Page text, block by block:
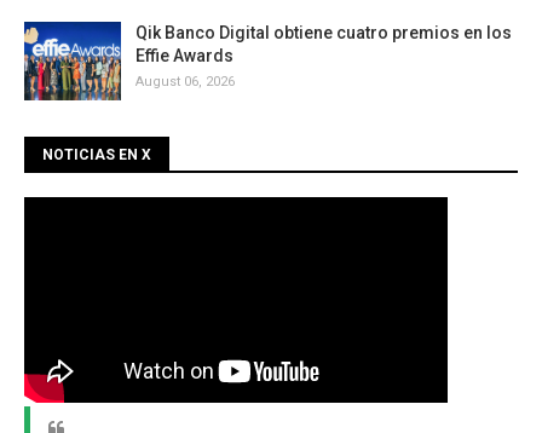
Qik Banco Digital obtiene cuatro premios en los
Effie Awards
August 06, 2026
NOTICIAS EN X